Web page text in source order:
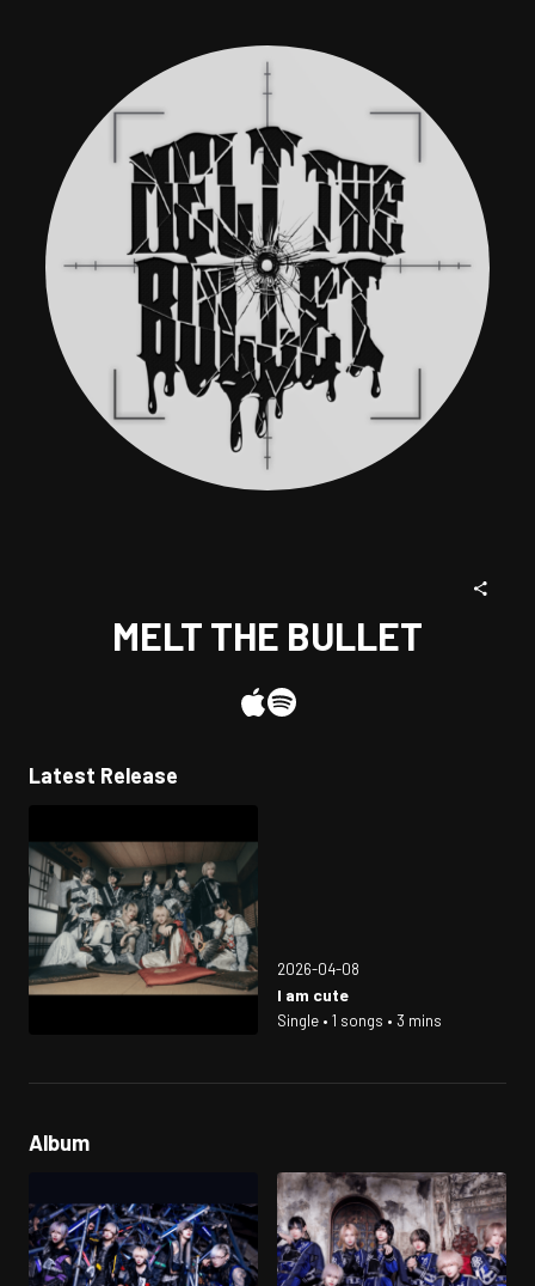
MELT THE BULLET
Latest Release
2026-04-08
I am cute
Single • 1 songs • 3 mins
Album